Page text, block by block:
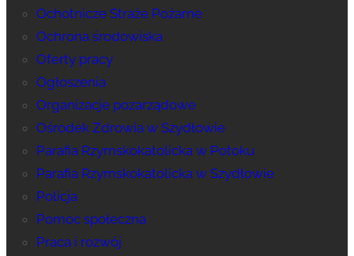
Ochotnicze Straże Pożarne
Ochrona środowiska
Oferty pracy
Ogłoszenia
Organizacje pozarządowe
Ośrodek Zdrowia w Szydłowie
Parafia Rzymskokatolicka w Potoku
Parafia Rzymskokatolicka w Szydłowie
Policja
Pomoc społeczna
Praca i rozwój